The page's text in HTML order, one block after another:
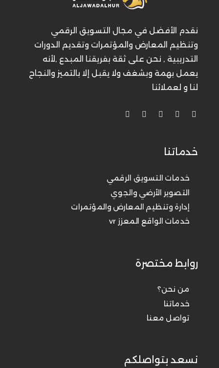
نقدم الأفضل في مجال التسويق الرقمي
وتنظيم المعارض والمؤتمرات وتقديم الدورات
التدريبية , نحن على ثقة بفريقنا المبدع ,لأنه
يعمل بهمة وبشغف ولا يقبل إلا بالتميز والنجاح
لنا و لعملائنا
خدماتنا
خدمات التسويق الرقمي
التصوير الأرضي والجوي
إدارة وتنظيم المعارض والمؤتمرات
خدمات الواقع المعزز vr
روابط مختصرة
من نحن؟
خدماتنا
تواصل معنا
نسعد بتواصلكم